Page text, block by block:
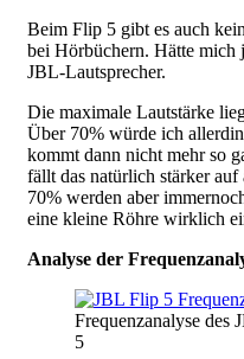
Beim Flip 5 gibt es auch
bei Hörbüchern. Hätte mich
JBL-Lautsprecher.
Die maximale Lautstärke
Über 70% würde ich
kommt dann nicht mehr so
fällt das natürlich stärker
70% werden aber
eine kleine Röhre wirklich
Analyse der
Frequenzanalyse des
5